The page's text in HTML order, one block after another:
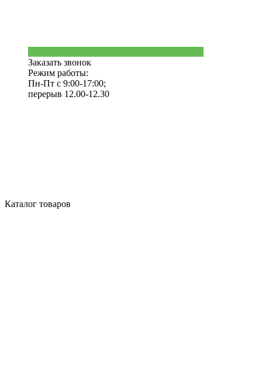
Заказать звонок
Режим работы:
Пн-Пт с 9:00-17:00;
перерыв 12.00-12.30
Каталог товаров